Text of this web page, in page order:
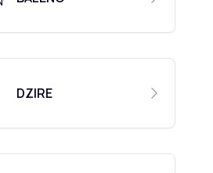
DZIRE